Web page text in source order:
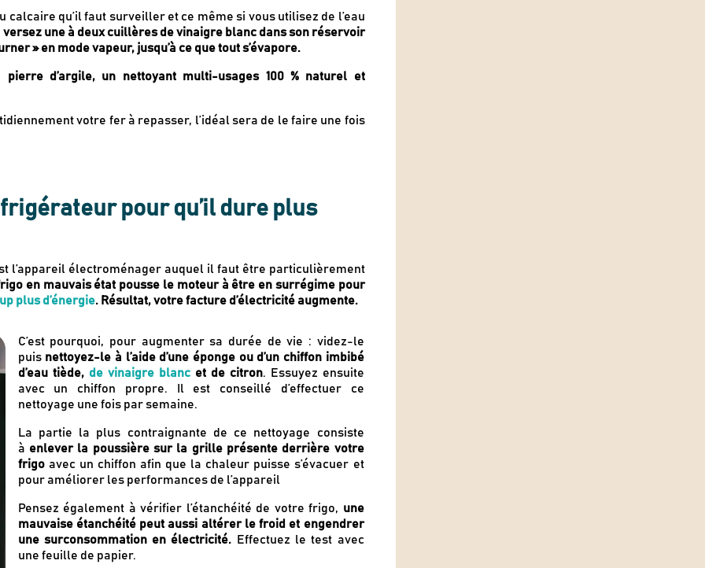
calcaire qu’il faut surveiller et ce même si vous utilisez de l’eau
versez une à deux cuillères de vinaigre blanc dans son réservoir
» en mode vapeur, jusqu’à ce que tout s’évapore.
pierre d’argile, un nettoyant multi-usages 100 % naturel et
votre fer à repasser, l’idéal sera de le faire une fois
pour qu’il dure plus
l’appareil électroménager auquel il faut être particulièrement
en mauvais état pousse le moteur à être en surrégime pour
plus d’énergie. Résultat, votre facture d’électricité augmente.
C’est pourquoi, pour augmenter sa durée de vie : videz-le
puis nettoyez-le à l’aide d’une éponge ou d’un chiffon imbibé
d’eau tiède, de vinaigre blancet de citron. Essuyez ensuite
avec un chiffon propre. Il est conseillé d’effectuer ce
nettoyage une fois par semaine.
La partie la plus contraignante de ce nettoyage consiste
à enlever la poussière sur la grille présente derrière votre
frigoavec un chiffon afin que la chaleur puisse s’évacuer et
pour améliorer les performances de l’appareil
Pensez également à vérifier l’étanchéité de votre frigo, une
mauvaise étanchéité peut aussi altérer le froid et engendrer
une surconsommation en électricité.
Effectuez le test avec
une feuille de papier.